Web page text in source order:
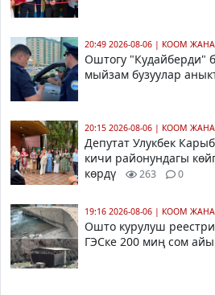
20:49 2026-08-06 | КООМ
Оштогу "Кудайберди"
мыйзам бузуулар
20:15 2026-08-06 | КООМ
Депутат Улукбек
кичи районундагы
көрдү
263 0
19:16 2026-08-06 | КООМ
Ошто курулуш
ГЭСке 200 миң сом